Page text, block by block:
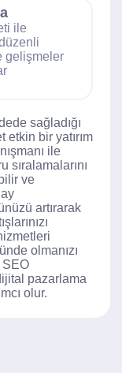
ile
gelişmeler
sağladığı
bir yatırım
ile
sıralamalarını
ve
artırarak
olmanızı
pazarlama
olur.